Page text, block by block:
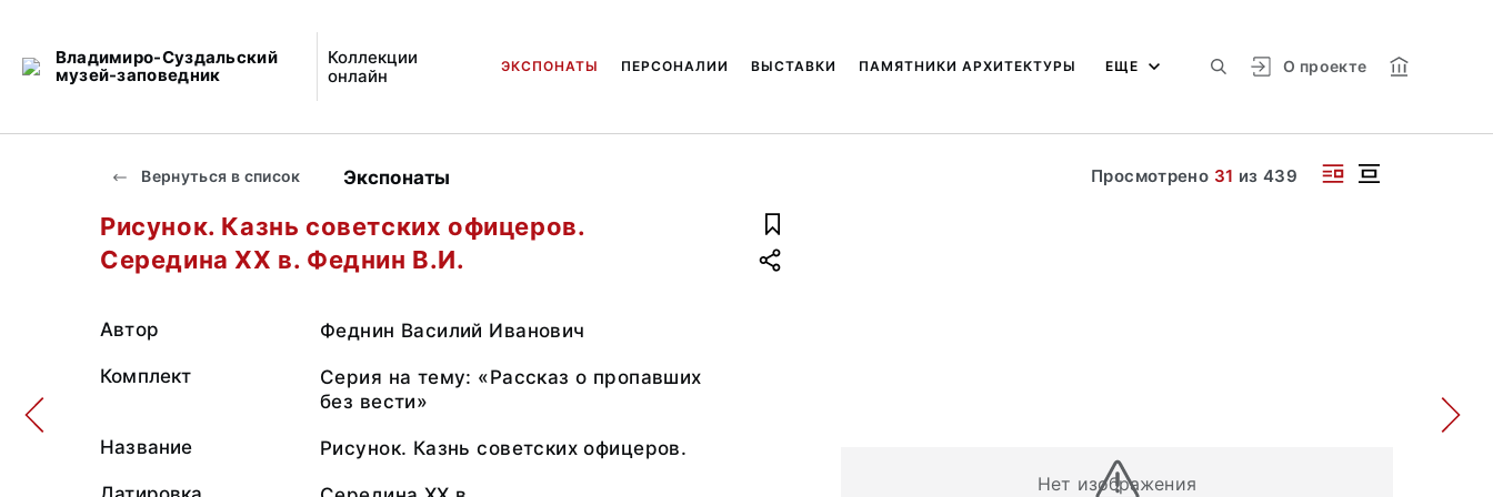
Владимиро-Суздальский
музей-заповедник
Коллекции
онлайн
О проекте
ЭКСПОНАТЫ ПЕРСОНАЛИИ ВЫСТАВКИ ПАМЯТНИКИ АРХИТЕКТУРЫ ЕЩЕ
Вернуться в список Экспонаты Просмотрено 31 из 439
Нет изображения
Рисунок. Казнь советских офицеров.
Середина ХХ в. Феднин В.И.
Автор Феднин Василий Иванович
Комплект
Серия на тему: «Рассказ о пропавших
без вести»
Название Рисунок. Казнь советских офицеров.